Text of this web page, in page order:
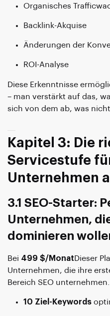
Organisches
Backlink-Akquise
Änderungen der
ROI-Analyse
Diese Erkenntnisse
– man verstärkt auf das,
sich von dem ab, was
Kapitel 3: Die
Servicestufe
Unternehmen
3.1 SEO-Starter:
Unternehmen,
dominieren
Bei 499 $/MonatDieser
Unternehmen, die ihre
Bereich SEO
10 Ziel-Keywords